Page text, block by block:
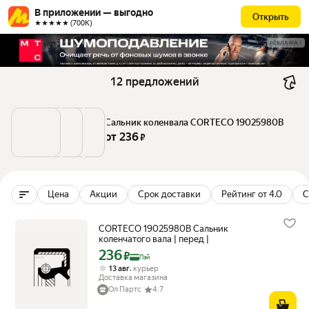
В приложении — выгодно
★★★★★ (700К)
Открыть
РЕКЛАМА
12 предложений
Сальник коленвала CORTECO 19025980B
от 236 ₽
Цена Акции Срок доставки Рейтинг от 4.0
CORTECO 19025980B Сальник
коленчатого вала | перед |
Цена с картой Яндекс Пэй 236 ₽ вместо
236₽ Пэй
13 авг, курьер
Доставка магазина
Ол Партс
4.7